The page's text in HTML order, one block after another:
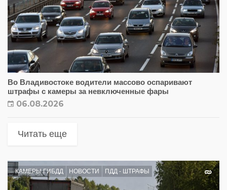
Во Владивостоке водители массово оспаривают
штрафы с камеры за невключенные фары
06.08.2026
Читать еще
КАМЕРЫ ГИБДД НОВОСТИ ПДД - ШТРАФЫ